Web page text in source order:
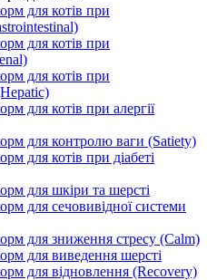
для котів при
для котів при
для котів при
для котів при алергії
для контролю ваги (Satiety)
для котів при діабеті
для шкіри та шерсті
для сечовивідної системи
для зниження стресу (Calm)
для виведення шерсті
для відновлення (Recovery)